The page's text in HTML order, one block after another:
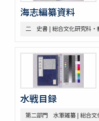
三 漂流
第五部門 史書雑纂
一 軍記
二 史書
第六部門 地誌
第七部門 絵画・図巻
一 秘伝書
二 図面
小船
軍船
荷船
海志編纂資料
二 史書 | 総合文化研究科・
水戦目録
第二部門 水軍雑纂 | 総合文